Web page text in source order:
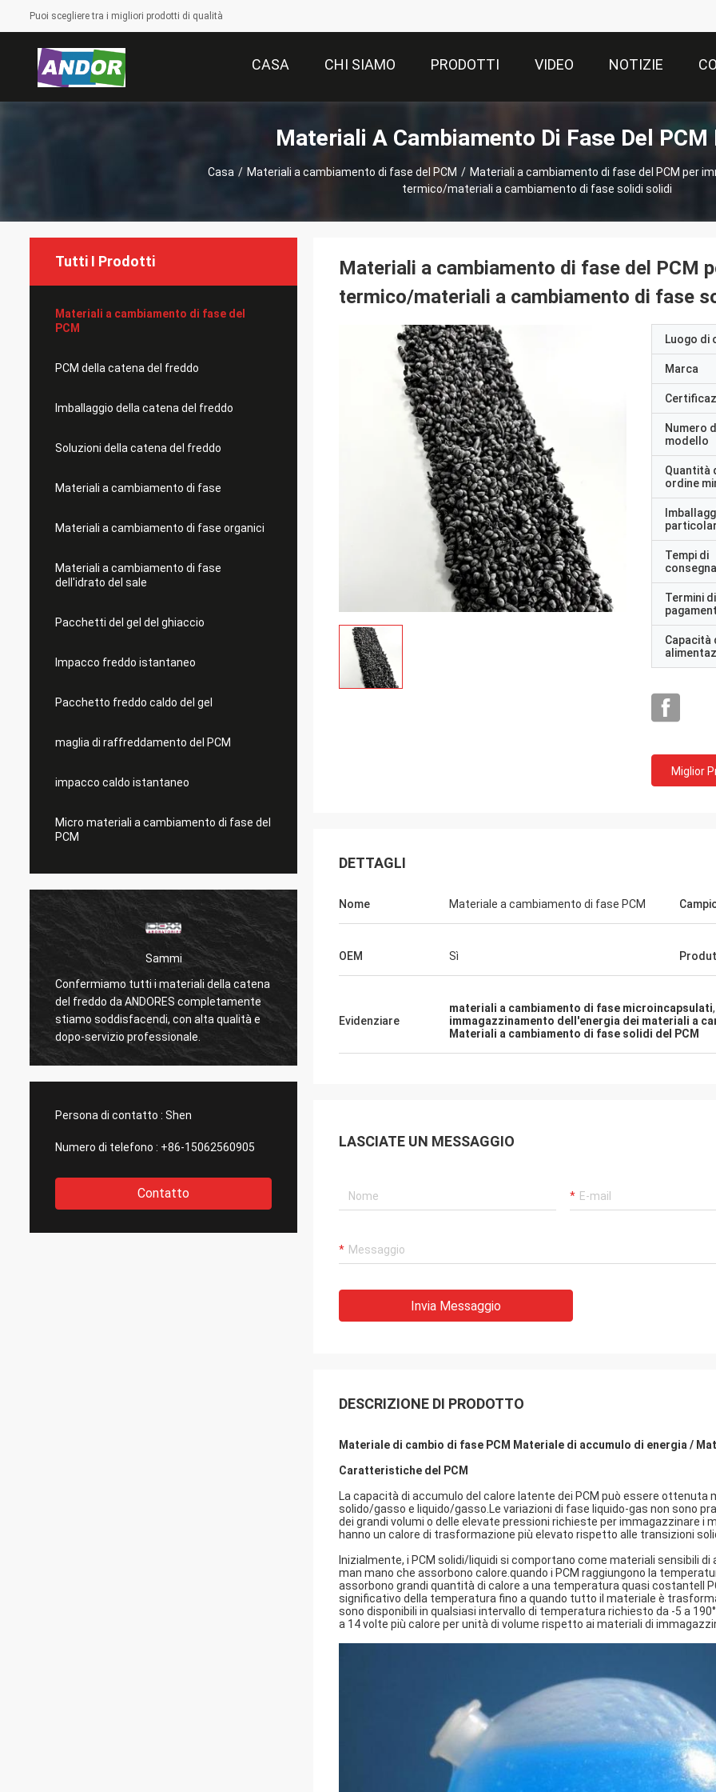
Puoi scegliere tra i migliori prodotti di qualità
CASA CHI SIAMO PRODOTTI VIDEO NOTIZIE
Materiali A Cambiamento Di Fase Del
Casa / Materiali a cambiamento di fase del PCM / Materiali a cambiamento di fase del PCM per
termico/materiali a cambiamento di fase solidi solidi
Tutti I Prodotti
Materiali a cambiamento di fase del
PCM
PCM della catena del freddo
Imballaggio della catena del freddo
Soluzioni della catena del freddo
Materiali a cambiamento di fase
Materiali a cambiamento di fase organici
Materiali a cambiamento di fase
dell'idrato del sale
Pacchetti del gel del ghiaccio
Impacco freddo istantaneo
Pacchetto freddo caldo del gel
maglia di raffreddamento del PCM
impacco caldo istantaneo
Micro materiali a cambiamento di fase del
PCM
Sammi
Confermiamo tutti i materiali della catena
del freddo da ANDORES completamente
stiamo soddisfacendi, con alta qualità e
dopo-servizio professionale.
sono così morbidamente safty e che i
PCM normali, quello è grandi.
Sammi
del freddo da
stiamo soddisfacendi,
dopo-servizio
Persona di contatto : Shen
Numero di telefono : +86-15062560905
Contatto
Materiali a cambiamento di fase del PCM
termico/materiali a cambiamento di fase
Luogo di
Marca
Numero
modello
Quantità
ordine
Tempi di
consegna
Termini di
Capacità
Miglior
DETTAGLI
Nome Materiale a cambiamento di fase PCM
OEM Sì
Evidenziare
materiali a cambiamento di fase microincapsulati,
immagazzinamento dell'energia dei materiali a
Materiali a cambiamento di fase solidi del PCM
LASCIATE UN MESSAGGIO
Invia Messaggio
DESCRIZIONE DI PRODOTTO
Materiale di cambio di fase PCM Materiale di accumulo di energia /
Caratteristiche del PCM
La capacità di accumulo del calore latente dei PCM può essere
solido/gasso e liquido/gasso.Le variazioni di fase liquido-gas non sono
dei grandi volumi o delle elevate pressioni richieste per immagazzinare i
hanno un calore di trasformazione più elevato rispetto alle transizioni
Inizialmente, i PCM solidi/liquidi si comportano come materiali sensibili
man mano che assorbono calore.quando i PCM raggiungono la
assorbono grandi quantità di calore a una temperatura quasi costanteIl
significativo della temperatura fino a quando tutto il materiale è
sono disponibili in qualsiasi intervallo di temperatura richiesto da -5 a
a 14 volte più calore per unità di volume rispetto ai materiali di